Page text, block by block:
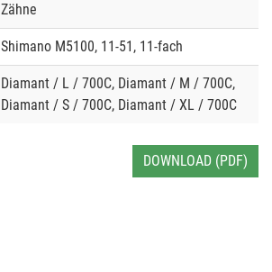
Zähne
Shimano M5100, 11-51, 11-fach
Diamant / L / 700C, Diamant / M / 700C,
Diamant / S / 700C, Diamant / XL / 700C
DOWNLOAD (PDF)